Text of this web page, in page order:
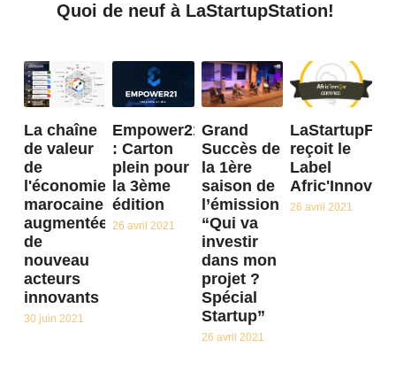
Quoi de neuf à LaStartupStation!
La chaîne
de valeur
de
l'économie
marocaine
augmentée
de
nouveau
acteurs
innovants
30 juin 2021
Empower21
: Carton
plein pour
la 3ème
édition
26 avril 2021
Grand
Succès de
la 1ère
saison de
l’émission
“Qui va
investir
dans mon
projet ?
Spécial
Startup”
26 avril 2021
reçoit le
Label
Afric'Innov
26 avril 2021